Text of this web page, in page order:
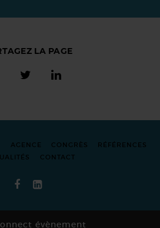
LA PAGE
AGENCE CONGRÈS
RÉFÉRENCES
CONTACT
évènement